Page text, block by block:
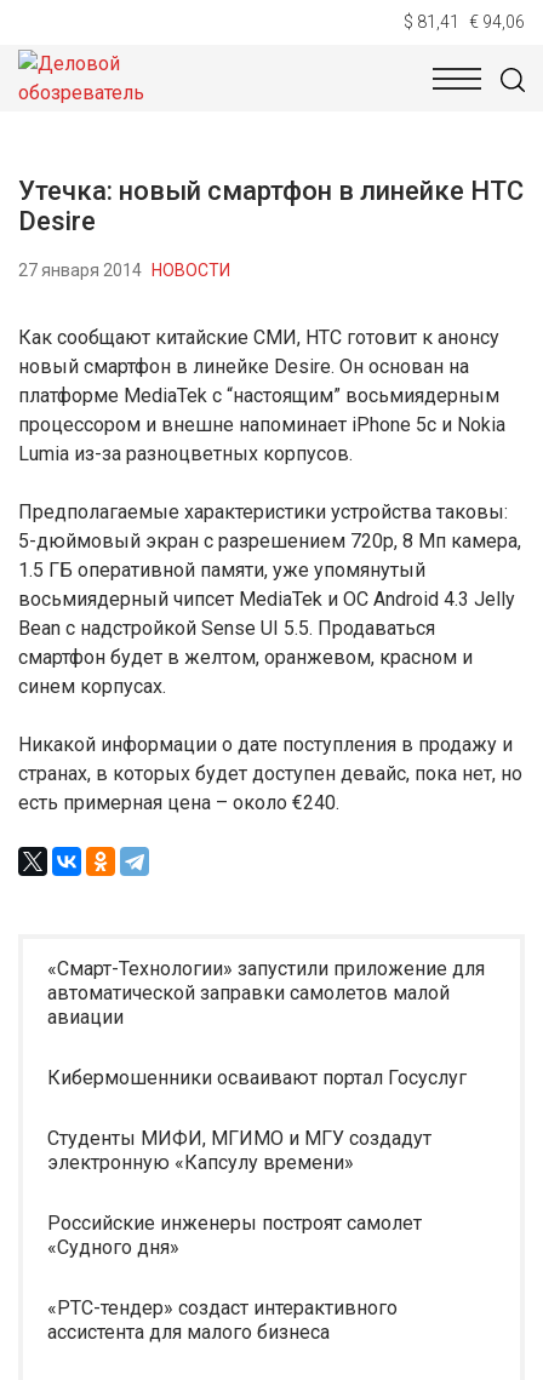
$ 81,41 € 94,06
НОВОСТИ
Утечка: новый смартфон в линейке HTC
Desire
27 января 2014 НОВОСТИ
Как сообщают китайские СМИ, HTC готовит к анонсу
новый смартфон в линейке Desire. Он основан на
платформе MediaTek с “настоящим” восьмиядерным
процессором и внешне напоминает iPhone 5c и Nokia
Lumia из-за разноцветных корпусов.
Предполагаемые характеристики устройства таковы:
5-дюймовый экран с разрешением 720p, 8 Мп камера,
1.5 ГБ оперативной памяти, уже упомянутый
восьмиядерный чипсет MediaTek и ОС Android 4.3 Jelly
Bean с надстройкой Sense UI 5.5. Продаваться
смартфон будет в желтом, оранжевом, красном и
синем корпусах.
Никакой информации о дате поступления в продажу и
странах, в которых будет доступен девайс, пока нет, но
есть примерная цена – около €240.
«Смарт-Технологии» запустили приложение для
автоматической заправки самолетов малой
авиации
Кибермошенники осваивают портал Госуслуг
Студенты МИФИ, МГИМО и МГУ создадут
электронную «Капсулу времени»
Российские инженеры построят самолет
«Судного дня»
«РТС-тендер» создаст интерактивного
ассистента для малого бизнеса